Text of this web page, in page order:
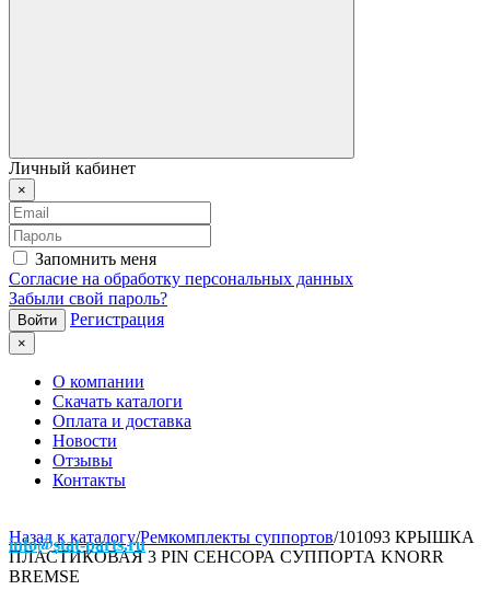
Личный кабинет
×
Запомнить меня
Согласие на обработку персональных данных
Забыли свой пароль?
Регистрация
×
О компании
Скачать каталоги
Оплата и доставка
Новости
Отзывы
Контакты
info@stat-parts.ru
Назад к каталогу/Ремкомплекты суппортов/101093 КРЫШКА
ПЛАСТИКОВАЯ 3 PIN СЕНСОРА СУППОРТА KNORR
BREMSE